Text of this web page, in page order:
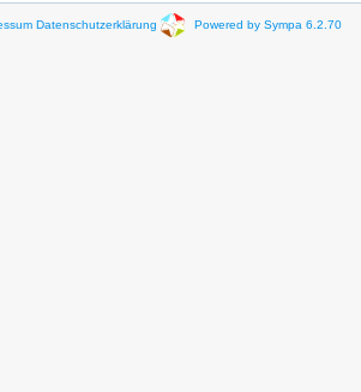
Datenschutzerklärung Powered by Sympa 6.2.70